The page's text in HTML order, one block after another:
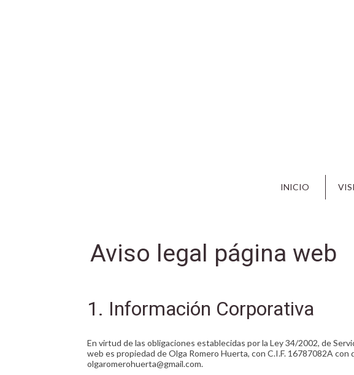
INICIO
Aviso legal página web
1. Información Corporativa
En virtud de las obligaciones establecidas por la Ley 34/2002, de
web es propiedad de Olga Romero Huerta, con C.I.F. 16787082A
olgaromerohuerta@gmail.com.